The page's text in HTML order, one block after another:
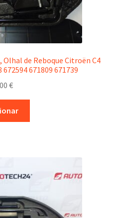
Olhal de Reboque Citroën C4
672594 671809 671739
€